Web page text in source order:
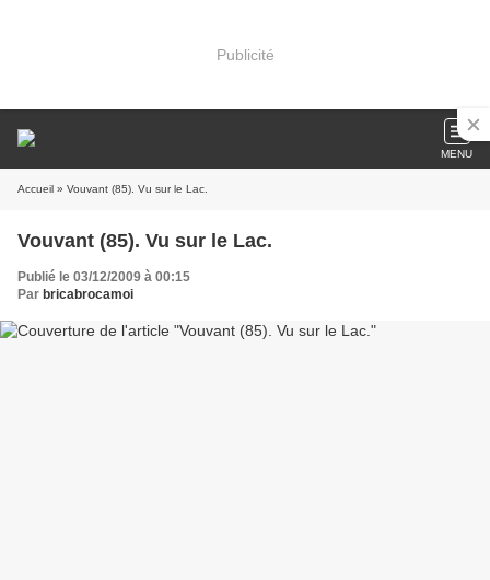
Publicité
MENU
Accueil » Vouvant (85). Vu sur le Lac.
Vouvant (85). Vu sur le Lac.
Publié le 03/12/2009 à 00:15
Par bricabrocamoi